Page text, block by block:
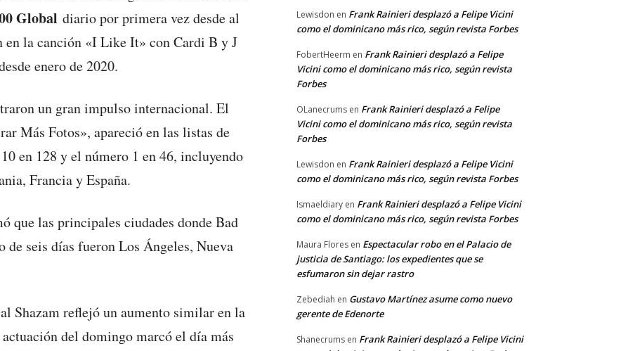
Global diario por primera vez desde al
en la canción «I Like It» con Cardi B y J
enero de 2020.
un gran impulso internacional. El
Más Fotos», apareció en las listas de
en 128 y el número 1 en 46, incluyendo
Francia y España.
que las principales ciudades donde Bad
de seis días fueron Los Ángeles, Nueva
Shazam reflejó un aumento similar en la
del domingo marcó el día más
Lewisdon en Frank Rainieri desplazó a Felipe Vicini
como el dominicano más rico, según revista Forbes
FobertHeerm en Frank Rainieri desplazó a Felipe
Vicini como el dominicano más rico, según revista
Forbes
OLanecrums en Frank Rainieri desplazó a Felipe
Vicini como el dominicano más rico, según revista
Forbes
Lewisdon en Frank Rainieri desplazó a Felipe Vicini
como el dominicano más rico, según revista Forbes
Ismaeldiary en Frank Rainieri desplazó a Felipe Vicini
como el dominicano más rico, según revista Forbes
Maura Flores en Espectacular robo en el Palacio de
justicia de Santiago: los expedientes que se
esfumaron sin dejar rastro
Zebediah en Gustavo Martínez asume como nuevo
gerente de Edenorte
Shanecrums en Frank Rainieri desplazó a Felipe Vicini